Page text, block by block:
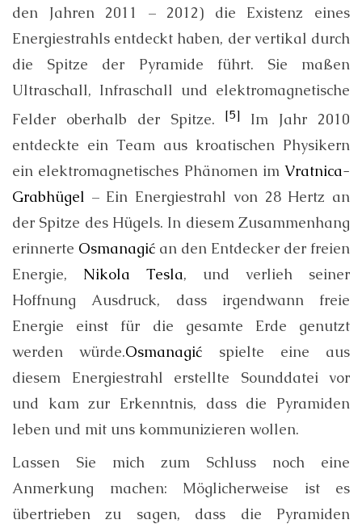
den Jahren 2011 – 2012) die Existenz eines
Energiestrahls entdeckt haben, der vertikal durch
die Spitze der Pyramide führt. Sie maßen
Ultraschall, Infraschall und elektromagnetische
Felder oberhalb der Spitze.
[5]
Im Jahr 2010
entdeckte ein Team aus kroatischen Physikern
ein elektromagnetisches Phänomen im Vratnica-
Grabhügel – Ein Energiestrahl von 28 Hertz an
der Spitze des Hügels. In diesem Zusammenhang
erinnerte Osmanagić an den Entdecker der freien
Energie, Nikola Tesla, und verlieh seiner
Hoffnung Ausdruck, dass irgendwann freie
Energie einst für die gesamte Erde genutzt
werden würde.Osmanagić spielte eine aus
diesem Energiestrahl erstellte Sounddatei vor
und kam zur Erkenntnis, dass die Pyramiden
leben und mit uns kommunizieren wollen.
Lassen Sie mich zum Schluss noch eine
Anmerkung machen: Möglicherweise ist es
übertrieben zu sagen, dass die Pyramiden